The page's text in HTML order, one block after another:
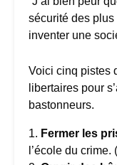
sécurité des
inventer une
Voici cinq pistes
libertaires pour
bastonneurs.
1. Fermer les
l’école du